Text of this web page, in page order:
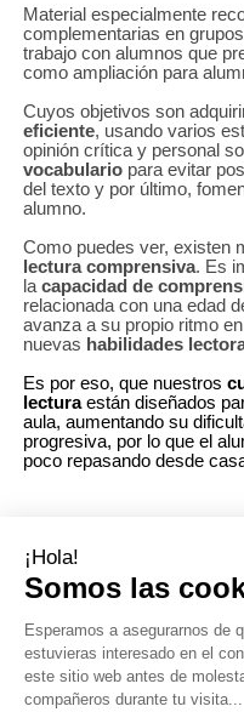
Material especialmente
complementarias en
trabajo con alumnos que
como ampliación para
Cuyos objetivos son
eficiente, usando varios
opinión crítica y personal
vocabulario para evitar
del texto y por último,
alumno.
Como puedes ver, existen
lectura comprensiva. Es
lacapacidad de
relacionada con una edad
avanza a su propio ritmo
nuevas habilidades
Es por eso, que nuestros
lecturaestán diseñados
aula, aumentando su
progresiva, por lo que el
poco repasando desde
Síguenos